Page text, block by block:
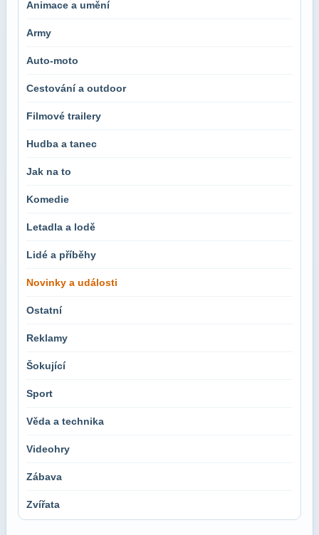
Animace a umění
Army
Auto-moto
Cestování a outdoor
Filmové trailery
Hudba a tanec
Jak na to
Komedie
Letadla a lodě
Lidé a příběhy
Novinky a události
Ostatní
Reklamy
Šokující
Sport
Věda a technika
Videohry
Zábava
Zvířata